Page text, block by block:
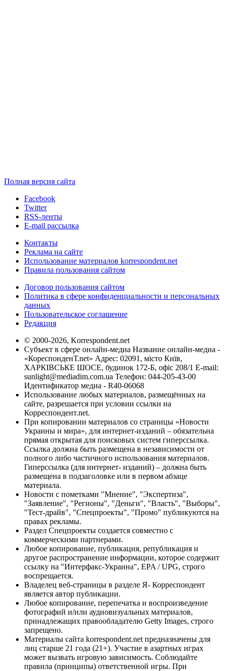
Полная версия сайта
Facebook
Twitter
RSS-ленты
E-mail рассылка
Контакты
Реклама на сайте
Использование материалов korrespondent.net
Правила пользования сайтом
Договор пользования сайтом
Политика в сфере конфиденциальности и персональных
данных
Пользовательское соглашение
Редакция
© 2000-2026, Korrespondent.net
Субъект в сфере онлайн-медиа Название онлайн-медиа -
«КореспонденТ.net» Адрес: 02091, місто Київ,
ХАРКІВСЬКЕ ШОСЕ, будинок 172-Б, офіс 208/1 E-mail:
sunlight@mediadim.com.ua Телефон: 044-205-43-00
Идентификатор медиа - R40-06068
Использование любых материалов, размещённых на
сайте, разрешается при условии ссылки на
Корреспондент.net.
При копировании материалов со страницы «Новости
Украины и мира», для интернет-изданий – обязательна
прямая открытая для поисковых систем гиперссылка.
Ссылка должна быть размещена в независимости от
полного либо частичного использования материалов.
Гиперссылка (для интернет- изданий) – должна быть
размещена в подзаголовке или в первом абзаце
материала.
Новости с пометками "Мнение", "Экспертиза",
"Заявление", "Регионы", "Деньги", "Власть", "Выборы",
"Тест-драйв", "Спецпроекты", "Промо" публикуются на
правах рекламы.
Раздел Спецпроекты создается совместно с
коммерческими партнерами.
Любое копирование, публикация, републикация и
другое распространение информации, которое содержит
ссылку на "Интерфакс-Украина", EPA / UPG, строго
воспрещается.
Владелец веб-страницы в разделе Я- Корреспондент
является автор публикации.
Любое копирование, перепечатка и воспроизведение
фотографий и/или аудиовизуальных материалов,
принадлежащих правообладателю Getty Images, строго
запрещено.
Материалы сайта korrespondent.net предназначены для
лиц старше 21 года (21+). Участие в азартных играх
может вызвать игровую зависимость. Соблюдайте
правила (принципы) ответственной игры. При